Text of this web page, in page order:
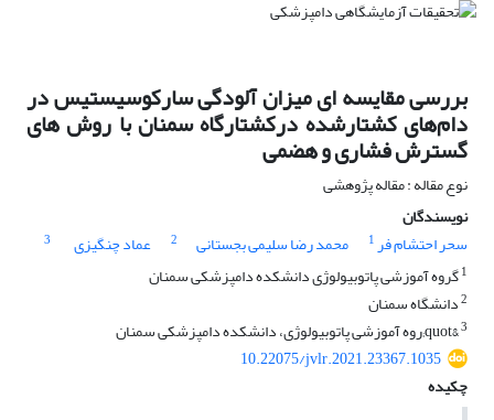
بررسی مقایسه ای میزان آلودگی سارکوسیستیس در
دام‌های کشتارشده درکشتارگاه سمنان با روش های
گسترش فشاری و هضمی
نوع مقاله : مقاله پژوهشی
نویسندگان
سحر احتشام فر1 محمد رضا سلیمی بجستانی 2 عماد چنگیزی
3
1گروه آموزشی پاتوبیولوژی دانشکده دامپزشکی سمنان
2دانشگاه سمنان
3&quot;روه آموزشی پاتوبیولوژی، دانشکده دامپزشکی سمنان
10.22075/jvlr.2021.23367.1035
چکیده